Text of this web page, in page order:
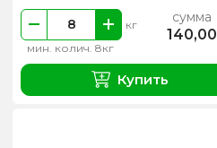
мин. колич. 8кг
кг сумма
140,00
Купить